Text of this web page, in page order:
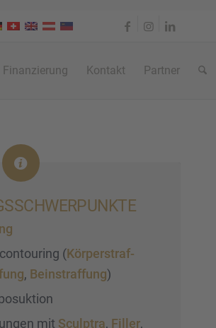
Finan­zie­rung Kontakt Partner
(Körper­straf­
, Beinstraf­fung)
mit Sculp­tra, Filler,